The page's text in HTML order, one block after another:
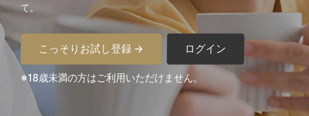
て。
こっそりお試し登録 → ログイン
※18歳未満の方はご利用いただけません。